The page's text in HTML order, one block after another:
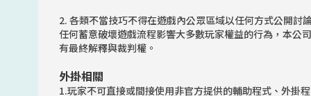
2. 各類不當技巧不得在遊戲內公眾區域以任何方式公開討
任何蓄意破壞遊戲流程影響大多數玩家權益的行為，本公
有最終解釋與裁判權。
外掛相關
1.玩家不可直接或間接使用非官方提供的輔助程式、外掛